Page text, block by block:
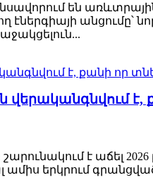
են
անցումը՝
վերականգնվում
է աճել
երկրում